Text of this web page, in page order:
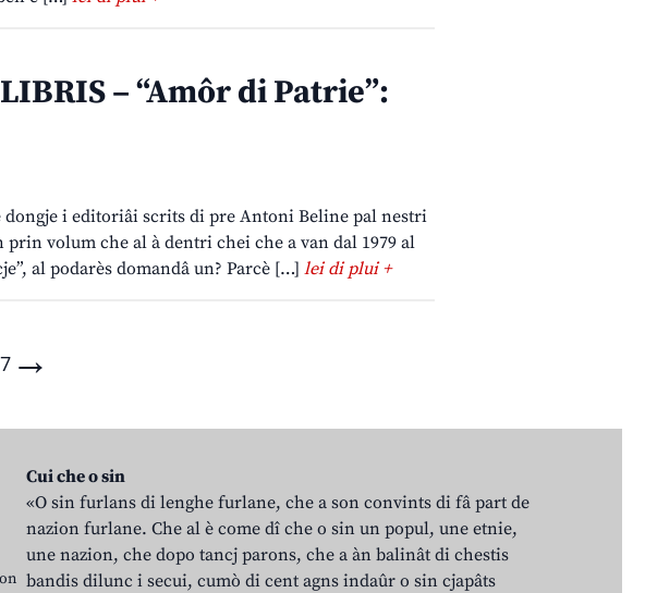
– “Amôr di Patrie”:
i editoriâi scrits di pre Antoni Beline pal nestri
volum che al à dentri chei che a van dal 1979 al
al podarès domandâ un? Parcè […] lei di plui +
→
Cui che o sin
«O sin furlans di lenghe furlane, che a son convints di fâ part de
nazion furlane. Che al è come dî che o sin un popul, une etnie,
une nazion, che dopo tancj parons, che a àn balinât di chestis
bandis dilunc i secui, cumò di cent agns indaûr o sin cjapâts